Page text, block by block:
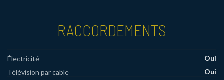
RACCORDEMENTS
Électricité
Oui
Télévision par cable
Oui